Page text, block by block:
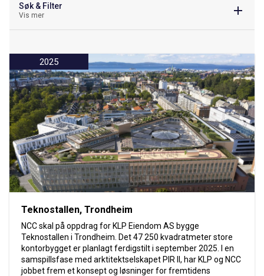
Søk & Filter
Vis mer
2025
Teknostallen, Trondheim
NCC skal på oppdrag for KLP Eiendom AS bygge
Teknostallen i Trondheim. Det 47 250 kvadratmeter store
kontorbygget er planlagt ferdigstilt i september 2025. I en
samspillsfase med arktitektselskapet PIR II, har KLP og NCC
jobbet frem et konsept og løsninger for fremtidens